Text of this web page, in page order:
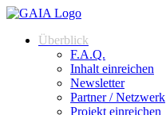
Zum
springenÜberblick
F.A.Q.
Inhalt einreichen
Newsletter
Partner / Netzwerk
Projekt einreichen